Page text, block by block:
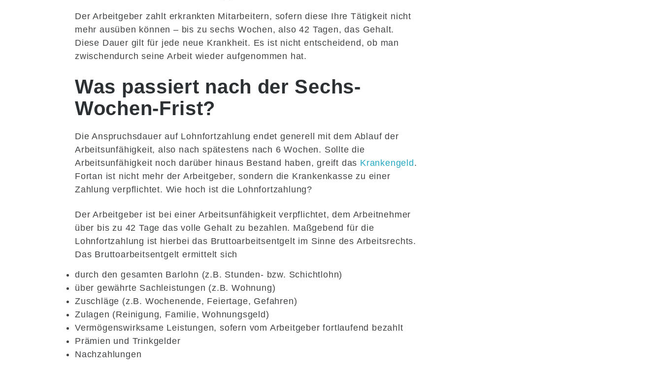
Der Arbeitgeber zahlt erkrankten Mitarbeitern, sofern diese Ihre Tätigkeit nicht
mehr ausüben können – bis zu sechs Wochen, also 42 Tagen, das Gehalt.
Diese Dauer gilt für jede neue Krankheit. Es ist nicht entscheidend, ob man
zwischendurch seine Arbeit wieder aufgenommen hat.
Was passiert nach der Sechs-
Wochen-Frist?
Die Anspruchsdauer auf Lohnfortzahlung endet generell mit dem Ablauf der
Arbeitsunfähigkeit, also nach spätestens nach 6 Wochen. Sollte die
Arbeitsunfähigkeit noch darüber hinaus Bestand haben, greift das Krankengeld .
Fortan ist nicht mehr der Arbeitgeber, sondern die Krankenkasse zu einer
Zahlung verpflichtet. Wie hoch ist die Lohnfortzahlung?
Der Arbeitgeber ist bei einer Arbeitsunfähigkeit verpflichtet, dem Arbeitnehmer
über bis zu 42 Tage das volle Gehalt zu bezahlen. Maßgebend für die
Lohnfortzahlung ist hierbei das Bruttoarbeitsentgelt im Sinne des Arbeitsrechts.
Das Bruttoarbeitsentgelt ermittelt sich
durch den gesamten Barlohn (z.B. Stunden- bzw. Schichtlohn)
über gewährte Sachleistungen (z.B. Wohnung)
Zuschläge (z.B. Wochenende, Feiertage, Gefahren)
Zulagen (Reinigung, Familie, Wohnungsgeld)
Vermögenswirksame Leistungen, sofern vom Arbeitgeber fortlaufend bezahlt
Prämien und Trinkgelder
Nachzahlungen